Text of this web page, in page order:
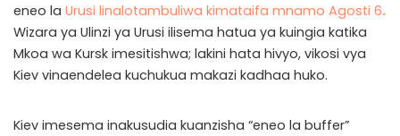
eneo la Urusi linalotambuliwa kimataifa mnamo Agosti 6.
Wizara ya Ulinzi ya Urusi ilisema hatua ya kuingia katika
Mkoa wa Kursk imesitishwa; lakini hata hivyo, vikosi vya
Kiev vinaendelea kuchukua makazi kadhaa huko.
Kiev imesema inakusudia kuanzisha “eneo la buffer”